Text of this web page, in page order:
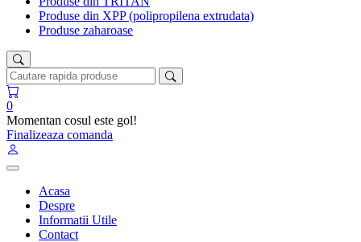
Produse din XPP (polipropilena extrudata)
Produse zaharoase
0
Momentan cosul este gol!
Finalizeaza comanda
Acasa
Despre
Informatii Utile
Contact